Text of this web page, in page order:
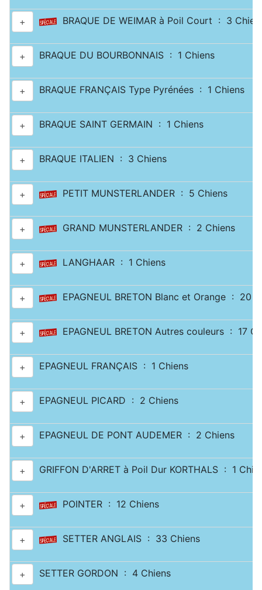
+ BRAQUE DE WEIMAR à Poil Court : 3
+ BRAQUE DU BOURBONNAIS : 1 Chiens
+ BRAQUE FRANÇAIS Type Pyrénées : 1 Chiens
+ BRAQUE SAINT GERMAIN : 1 Chiens
+ BRAQUE ITALIEN : 3 Chiens
+ PETIT MUNSTERLANDER : 5 Chiens
+ GRAND MUNSTERLANDER : 2 Chiens
+ LANGHAAR : 1 Chiens
+ EPAGNEUL BRETON Blanc et Orange : 20
+ EPAGNEUL BRETON Autres couleurs : 17
+ EPAGNEUL FRANÇAIS : 1 Chiens
+ EPAGNEUL PICARD : 2 Chiens
+ EPAGNEUL DE PONT AUDEMER : 2 Chiens
+ GRIFFON D'ARRET à Poil Dur KORTHALS : 1
+ POINTER : 12 Chiens
+ SETTER ANGLAIS : 33 Chiens
+ SETTER GORDON : 4 Chiens